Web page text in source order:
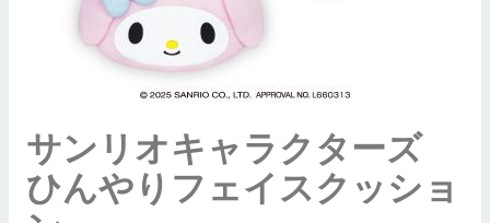
サンリオキャラクターズ
ひんやりフェイスクッショ